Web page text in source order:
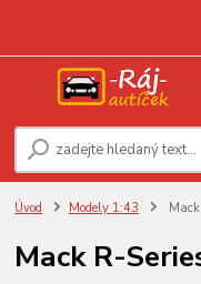
Úvod Modely 1:43
Mack R-